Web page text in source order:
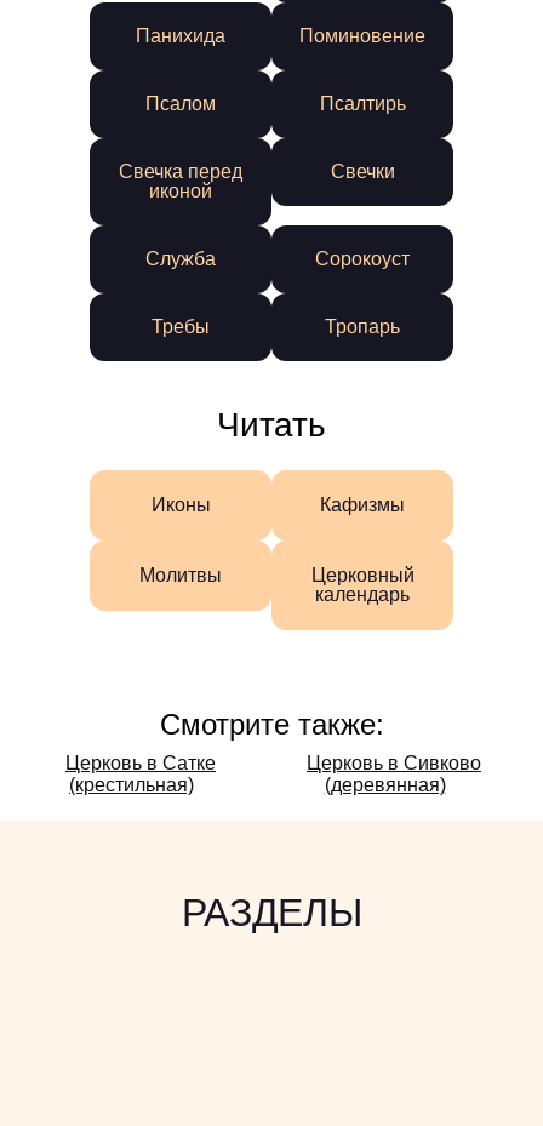
Панихида Поминовение
Псалом Псалтирь
Свечка перед
иконой
Свечки
Служба Сорокоуст
Требы Тропарь
Читать
Иконы Кафизмы
Молитвы
Церковный
календарь
Смотрите также:
Смотрите
также:
Церковь в Сатке
(крестильная)
Церковь в Сивково
(деревянная)
РАЗДЕЛЫ